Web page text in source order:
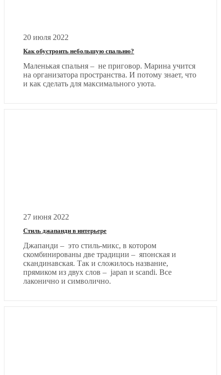
20 июля 2022
Как обустроить небольшую спальню?
Маленькая спальня – не приговор. Марина учится
на организатора пространства. И потому знает, что
и как сделать для максимального уюта.
27 июня 2022
Стиль джапанди в интерьере
Джапанди – это стиль-микс, в котором
скомбинированы две традиции – японская и
скандинавская. Так и сложилось название,
прямиком из двух слов – japan и scandi. Все
лаконично и символично.